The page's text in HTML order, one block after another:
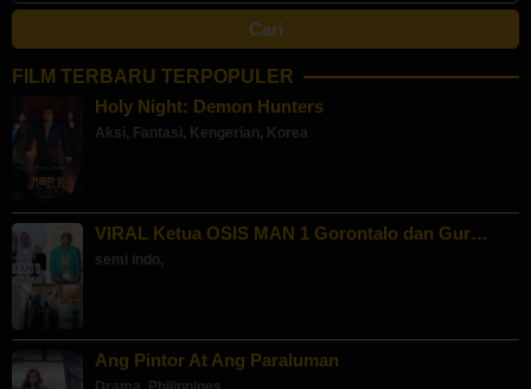
FILM TERBARU TERPOPULER
Holy Night: Demon Hunters
Aksi, Fantasi, Kengerian, Korea
VIRAL Ketua OSIS MAN 1 Gorontalo dan Gur…
semi indo,
Ang Pintor At Ang Paraluman